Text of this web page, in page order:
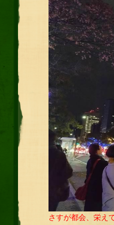
さすが都会、栄え